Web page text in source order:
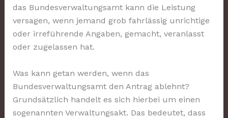
das Bundesverwaltungsamt kann die Leistung
versagen, wenn jemand grob fahrlässig unrichtige
oder irreführende Angaben, gemacht, veranlasst
oder zugelassen hat.
Was kann getan werden, wenn das
Bundesverwaltungsamt den Antrag ablehnt?
Grundsätzlich handelt es sich hierbei um einen
sogenannten Verwaltungsakt. Das bedeutet, dass